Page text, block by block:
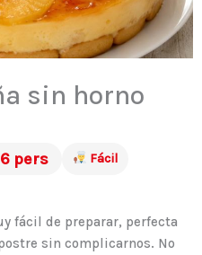
sin horno
6 pers Fácil
fácil de preparar, perfecta
sin complicarnos. No